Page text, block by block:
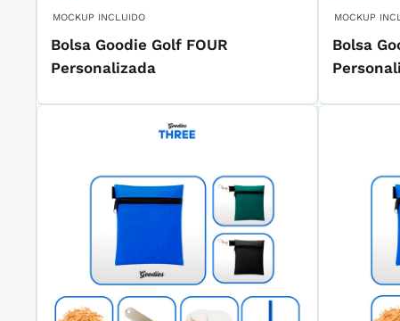
venta
MOCKUP INCLUIDO
Bolsa Goodie Golf FOUR
Personalizada
venta
MOCKUP
Bolsa